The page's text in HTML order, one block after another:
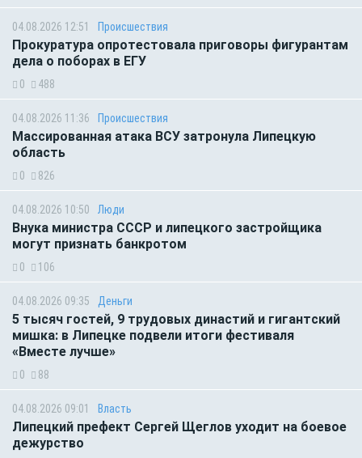
04.08.2026 12:51 Происшествия
Прокуратура опротестовала приговоры фигурантам
дела о поборах в ЕГУ
0 488
04.08.2026 11:36 Происшествия
Массированная атака ВСУ затронула Липецкую
область
0 826
04.08.2026 10:50 Люди
Внука министра СССР и липецкого застройщика
могут признать банкротом
0 106
04.08.2026 09:35 Деньги
5 тысяч гостей, 9 трудовых династий и гигантский
мишка: в Липецке подвели итоги фестиваля
«Вместе лучше»
0 88
04.08.2026 09:01 Власть
Липецкий префект Сергей Щеглов уходит на боевое
дежурство